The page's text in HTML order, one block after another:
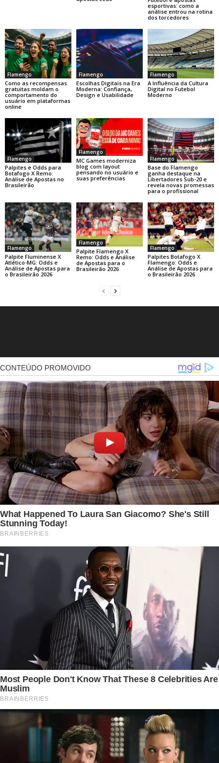
esportivas: como a
análise entrou na rotina
dos torcedores
Flamengo
Como as recompensas
gratuitas moldam o
comportamento do
usuário em plataformas
online
Flamengo
Escolhas Digitais na Era
Moderna: Confiança,
Design e Usabilidade
Flamengo
A Influência da Cultura
Digital no Futebol
Moderno
Flamengo
Palpites e Odds para
Botafogo X Remo:
Análise de Apostas no
Brasileirão
Flamengo
MC Games moderniza
blog com layout
pensando no usuário e
suas preferências
Flamengo
Base do Flamengo
ganha destaque na
Libertadores Sub-20 e
revela novas promessas
para o profissional
Flamengo
Palpite Fluminense X
Atlético-MG: Odds e
Análise de Apostas para
o Brasileirão 2026
Flamengo
Palpite Flamengo X
Remo: Odds e Análise
de Apostas para o
Brasileirão 2026
Flamengo
Palpites Botafogo X
Flamengo: Odds e
Análise de Apostas para
o Brasileirão 2026